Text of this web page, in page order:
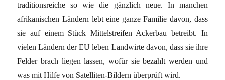
traditionsreiche so wie die gänzlich neue. In manchen
afrikanischen Ländern lebt eine ganze Familie davon, dass
sie auf einem Stück Mittelstreifen Ackerbau betreibt. In
vielen Ländern der EU leben Landwirte davon, dass sie ihre
Felder brach liegen lassen, wofür sie bezahlt werden und
was mit Hilfe von Satelliten-Bildern überprüft wird.